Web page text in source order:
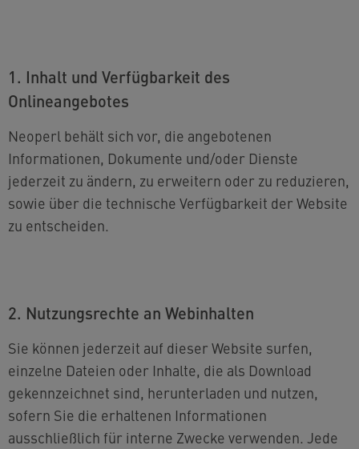
1. Inhalt und Verfügbarkeit des
Onlineangebotes
Neoperl behält sich vor, die angebotenen
Informationen, Dokumente und/oder Dienste
jederzeit zu ändern, zu erweitern oder zu reduzieren,
sowie über die technische Verfügbarkeit der Website
zu entscheiden.
2. Nutzungsrechte an Webinhalten
Sie können jederzeit auf dieser Website surfen,
einzelne Dateien oder Inhalte, die als Download
gekennzeichnet sind, herunterladen und nutzen,
sofern Sie die erhaltenen Informationen
ausschließlich für interne Zwecke verwenden. Jede